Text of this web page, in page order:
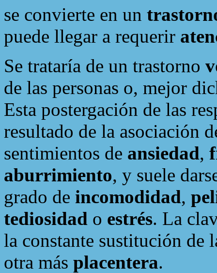
se convierte en un
puede llegar a requerir
Se trataría de un trastorno
de las personas o, mejor
Esta postergación de las
resultado de la asociación
sentimientos de ansiedad,
aburrimiento, y suele
grado de incomodidad,
tediosidad o estrés. La
la constante sustitución de
otra más placentera.